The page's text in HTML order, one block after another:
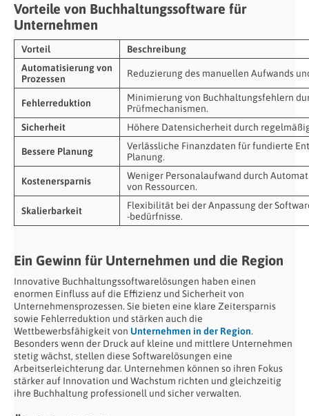
Vorteile von Buchhaltungssoftware für
Unternehmen
Vorteil
Beschreibung
Automatisierung von
Prozessen
Reduzierung des manuellen Aufwands
Fehlerreduktion
Minimierung von Buchhaltungsfehlern
Prüfmechanismen.
Sicherheit
Höhere Datensicherheit durch
Bessere Planung
Verlässliche Finanzdaten für fundierte
Planung.
Kostenersparnis
Weniger Personalaufwand durch
von Ressourcen.
Skalierbarkeit
Flexibilität bei der Anpassung der
-bedürfnisse.
Ein Gewinn für Unternehmen und die Region
Innovative Buchhaltungssoftwarelösungen haben einen
enormen Einfluss auf die Effizienz und Sicherheit von
Unternehmensprozessen. Sie bieten eine klare Zeitersparnis
sowie Fehlerreduktion und stärken auch die
Wettbewerbsfähigkeit von Unternehmen in der Region.
Besonders wenn der Druck auf kleine und mittlere Unternehmen
stetig wächst, stellen diese Softwarelösungen eine
Arbeitserleichterung dar. Unternehmen können so ihren Fokus
stärker auf Innovation und Wachstum richten und gleichzeitig
ihre Buchhaltung professionell und sicher verwalten.